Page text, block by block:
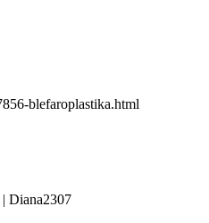
blefaroplastika.html
Diana2307